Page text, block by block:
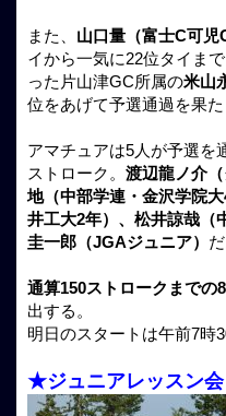
また、 山口量（富士C可児
イから一気に22位タイま
った片山津GC所属の米山
位をあげて予選通過を果た
アマチュアは5人が予選を
ストローク。 渡辺龍ノ介
地（中部学連・金沢学院
井工大2年）、松井諒哉（
圭一郎（JGAジュニア） だ
通算150ストロークまでの
出する。
明日のスタートは午前7時
★ジュニアレッスン